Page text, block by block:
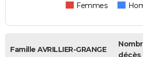
Femmes
Famille AVRILLIER-GRANGE
décès